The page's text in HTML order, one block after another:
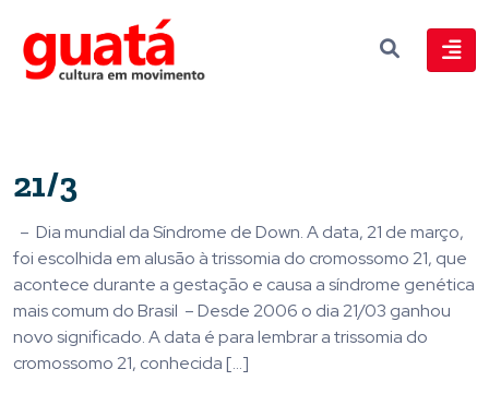
21/3
– Dia mundial da Síndrome de Down. A data, 21 de março,
foi escolhida em alusão à trissomia do cromossomo 21, que
acontece durante a gestação e causa a síndrome genética
mais comum do Brasil – Desde 2006 o dia 21/03 ganhou
novo significado. A data é para lembrar a trissomia do
cromossomo 21, conhecida […]